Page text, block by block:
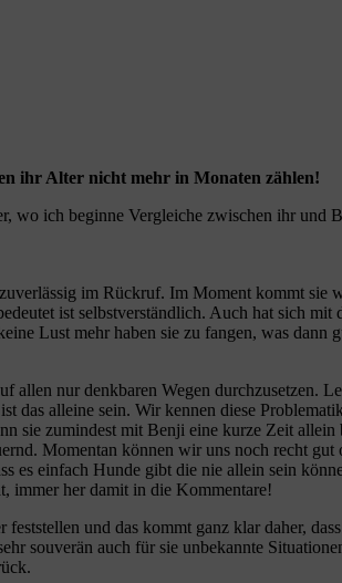
ihr Alter nicht mehr in Monaten zählen!
wo ich beginne Vergleiche zwischen ihr und
im Rückruf. Im Moment kommt sie
ist selbstverständlich. Auch hat sich mit
Lust mehr haben sie zu fangen, was dann
allen nur denkbaren Wegen durchzusetzen.
das alleine sein. Wir kennen diese
sie zumindest mit Benji eine kurze Zeit
Momentan können wir uns noch recht
einfach Hunde gibt die nie allein sein
immer her damit in die Kommentare!
und das kommt ganz klar daher,
souverän auch für sie unbekannte